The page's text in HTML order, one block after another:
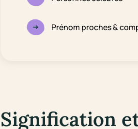
Prénom proches &
Signification